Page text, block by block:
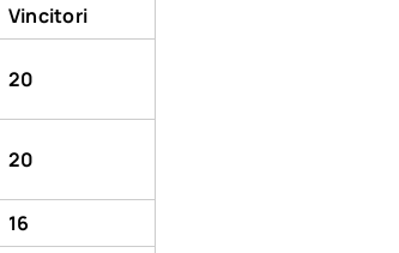
Vincitori
20
20
16